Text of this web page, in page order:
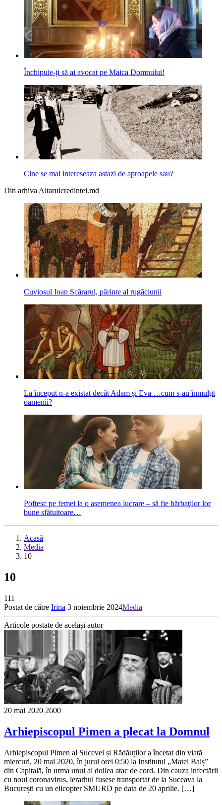
Închipuie-ți să ai avocat pe Maica Domnului!
Cine se mai intereseaza astazi de aproapele sau?
Din arhiva Altarulcredinței.md
Cuviosul Ioan Scărarul, părinte al rugăciunii
La început n-a existat decât Adam şi Eva …cum s-au înmulţit
oamenii?
Poftesc pe femei la o asemenea lucrare – să fie bărbaţilor lor
bune sfătuitoare…
Acasă
Media
10
10
111
Postat de către Irina 3 noiembrie 2024Media
Articole postate de același autor
20 mai 2020 2600
Arhiepiscopul Pimen a plecat la Domnul
Arhiepiscopul Pimen al Sucevei și Rădăuților a încetat din viață
miercuri, 20 mai 2020, în jurul orei 0:50 la Institutul „Matei Balș”
din Capitală, în urma unui al doilea atac de cord. Din cauza infectării
cu noul coronavirus, ierarhul fusese transportat de la Suceava la
București cu un elicopter SMURD pe data de 20 aprilie. […]